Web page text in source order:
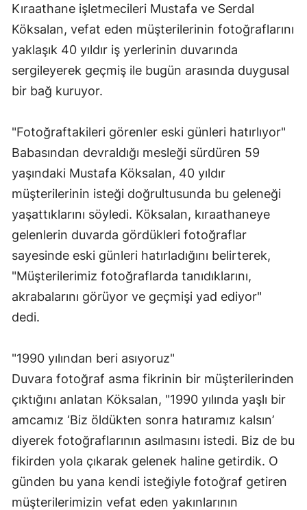
Kıraathane işletmecileri Mustafa ve Serdal
Köksalan, vefat eden müşterilerinin fotoğraflarını
yaklaşık 40 yıldır iş yerlerinin duvarında
sergileyerek geçmiş ile bugün arasında duygusal
bir bağ kuruyor.
"Fotoğraftakileri görenler eski günleri hatırlıyor"
Babasından devraldığı mesleği sürdüren 59
yaşındaki Mustafa Köksalan, 40 yıldır
müşterilerinin isteği doğrultusunda bu geleneği
yaşattıklarını söyledi. Köksalan, kıraathaneye
gelenlerin duvarda gördükleri fotoğraflar
sayesinde eski günleri hatırladığını belirterek,
"Müşterilerimiz fotoğraflarda tanıdıklarını,
akrabalarını görüyor ve geçmişi yad ediyor"
dedi.
"1990 yılından beri asıyoruz"
Duvara fotoğraf asma fikrinin bir müşterilerinden
çıktığını anlatan Köksalan, "1990 yılında yaşlı bir
amcamız ‘Biz öldükten sonra hatıramız kalsın’
diyerek fotoğraflarının asılmasını istedi. Biz de bu
fikirden yola çıkarak gelenek haline getirdik. O
günden bu yana kendi isteğiyle fotoğraf getiren
müşterilerimizin vefat eden yakınlarının